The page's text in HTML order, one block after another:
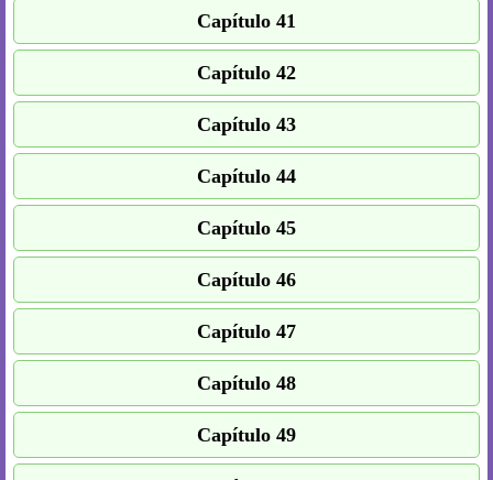
Capítulo 41
Capítulo 42
Capítulo 43
Capítulo 44
Capítulo 45
Capítulo 46
Capítulo 47
Capítulo 48
Capítulo 49